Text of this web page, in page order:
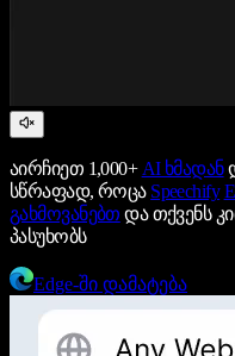
აირჩიეთ 1,000+ AI ხმადან
სწრაფად, როცა Speechify
გახმოვანებთ და თქვენს
პასუხობს
Edge-ში დამატება